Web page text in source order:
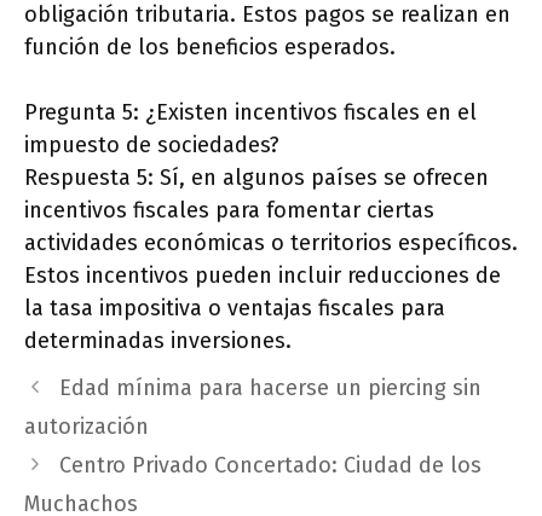
obligación tributaria. Estos pagos se realizan en
función de los beneficios esperados.
Pregunta 5: ¿Existen incentivos fiscales en el
impuesto de sociedades?
Respuesta 5: Sí, en algunos países se ofrecen
incentivos fiscales para fomentar ciertas
actividades económicas o territorios específicos.
Estos incentivos pueden incluir reducciones de
la tasa impositiva o ventajas fiscales para
determinadas inversiones.
Edad mínima para hacerse un piercing sin
autorización
Centro Privado Concertado: Ciudad de los
Muchachos